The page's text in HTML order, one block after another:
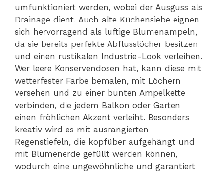
umfunktioniert werden, wobei der Ausguss als
Drainage dient. Auch alte Küchensiebe eignen
sich hervorragend als luftige Blumenampeln,
da sie bereits perfekte Abflusslöcher besitzen
und einen rustikalen Industrie-Look verleihen.
Wer leere Konservendosen hat, kann diese mit
wetterfester Farbe bemalen, mit Löchern
versehen und zu einer bunten Ampelkette
verbinden, die jedem Balkon oder Garten
einen fröhlichen Akzent verleiht. Besonders
kreativ wird es mit ausrangierten
Regenstiefeln, die kopfüber aufgehängt und
mit Blumenerde gefüllt werden können,
wodurch eine ungewöhnliche und garantiert